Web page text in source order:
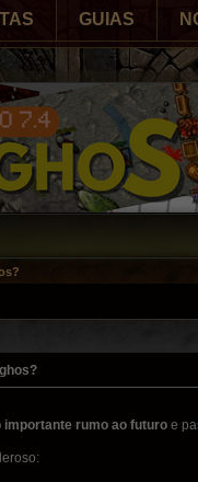
GUIAS
importante rumo ao futuro e